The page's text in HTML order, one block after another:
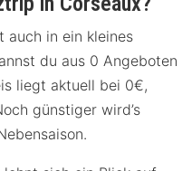
auch in ein kleines
du aus 0 Angeboten
liegt aktuell bei 0€,
günstiger wird’s